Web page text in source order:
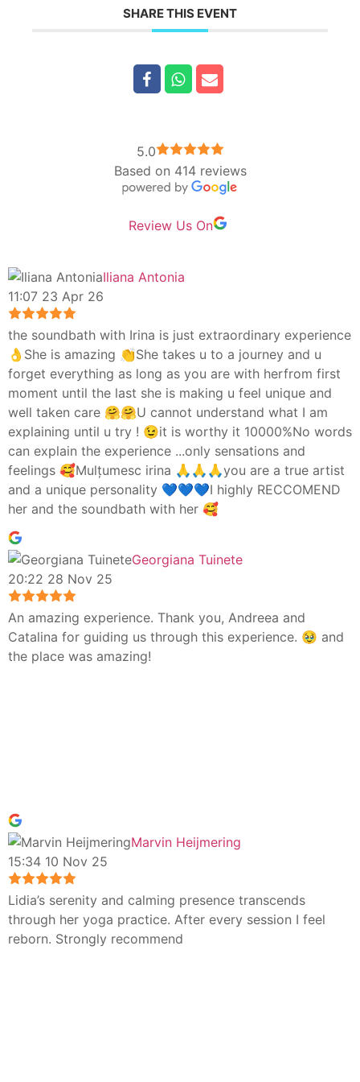
- perioada 2022-2024.SHARE THIS EVENT
5.0
Based on 414 reviews
Review Us On
Iliana Antonia
11:07 23 Apr 26
the soundbath with Irina is just extraordinary experience
👌She is amazing 👏She takes u to a journey and u
forget everything as long as you are with herfrom first
moment until the last she is making u feel unique and
well taken care 🤗🤗U cannot understand what I am
explaining until u try ! 😉it is worthy it 10000%No words
can explain the experience ...only sensations and
feelings 🥰Mulțumesc irina 🙏🙏🙏you are a true artist
and a unique personality 💙💙💙I highly RECCOMEND
her and the soundbath with her 🥰
Georgiana Tuinete
20:22 28 Nov 25
An amazing experience. Thank you, Andreea and
Catalina for guiding us through this experience. 🥹 and
the place was amazing!
Marvin Heijmering
15:34 10 Nov 25
Lidia’s serenity and calming presence transcends
through her yoga practice. After every session I feel
reborn. Strongly recommend